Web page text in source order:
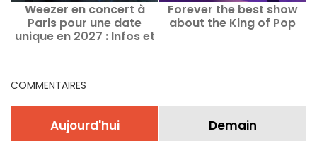
Weezer en concert à
Paris pour une date
unique en 2027 : Infos et
Forever the best show
about the King of Pop
COMMENTAIRES
Aujourd'hui Demain